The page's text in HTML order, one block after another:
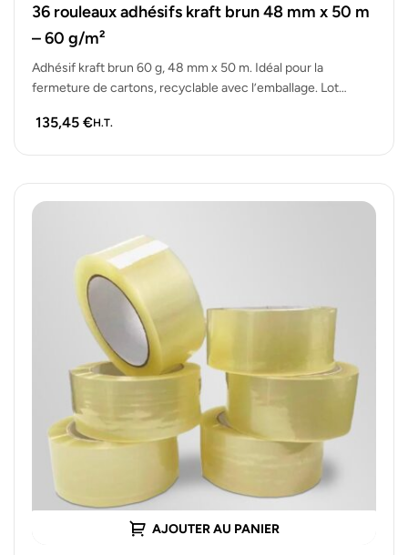
36 rouleaux adhésifs kraft brun 48 mm x 50 m
– 60 g/m²
Adhésif kraft brun 60 g, 48 mm x 50 m. Idéal pour la
fermeture de cartons, recyclable avec l’emballage. Lot…
135,45 €H.T.
AJOUTER AU PANIER